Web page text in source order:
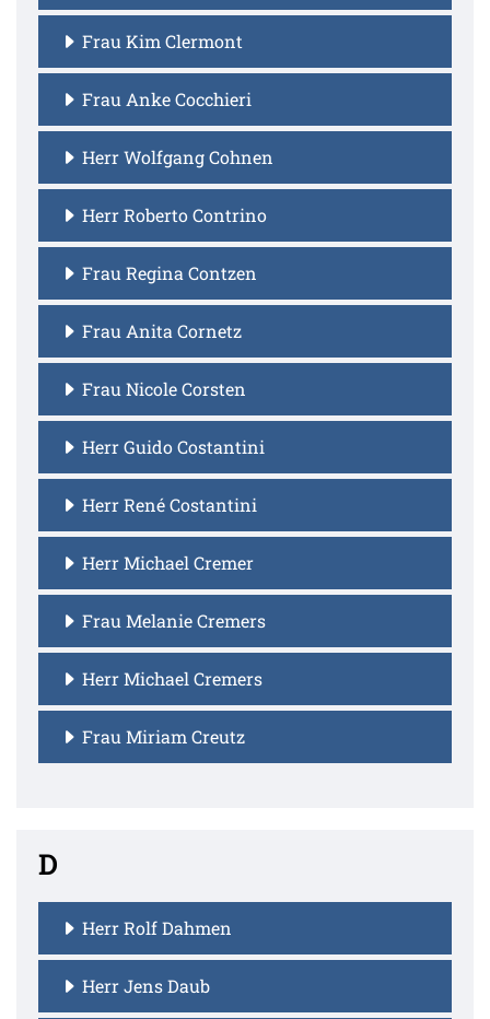
Frau Kim Clermont
Frau Anke Cocchieri
Herr Wolfgang Cohnen
Herr Roberto Contrino
Frau Regina Contzen
Frau Anita Cornetz
Frau Nicole Corsten
Herr Guido Costantini
Herr René Costantini
Herr Michael Cremer
Frau Melanie Cremers
Herr Michael Cremers
Frau Miriam Creutz
D
Herr Rolf Dahmen
Herr Jens Daub